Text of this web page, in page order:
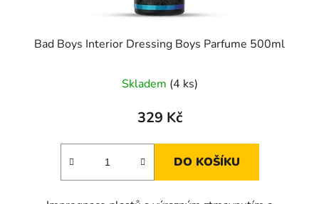
Bad Boys Interior Dressing Boys Parfume 500ml
Skladem (4 ks)
329 Kč
DO KOŠÍKU